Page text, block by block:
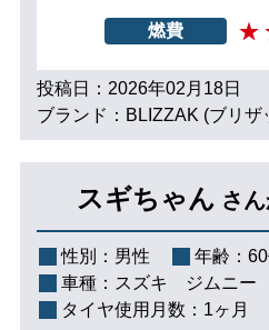
燃費
投稿日：2026年02月18日
ブランド：BLIZZAK (ブリザ
スギちゃん さ
性別： 男性 年齢：
車種： スズキ ジムニー
タイヤ使用月数： 1ヶ月